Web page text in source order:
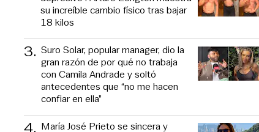
su increíble cambio físico tras bajar
18 kilos
3. Suro Solar, popular manager, dio la
gran razón de por qué no trabaja
con Camila Andrade y soltó
antecedentes que “no me hacen
confiar en ella”
4. María José Prieto se sincera y